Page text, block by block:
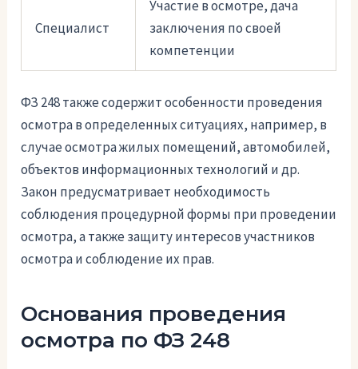
Специалист
Участие в осмотре, дача
заключения по своей
компетенции
ФЗ 248 также содержит особенности проведения
осмотра в определенных ситуациях, например, в
случае осмотра жилых помещений, автомобилей,
объектов информационных технологий и др.
Закон предусматривает необходимость
соблюдения процедурной формы при проведении
осмотра, а также защиту интересов участников
осмотра и соблюдение их прав.
Основания проведения
осмотра по ФЗ 248